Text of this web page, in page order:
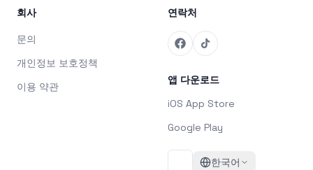
회사
문의
개인정보 보호정책
이용 약관
연락처
앱 다운로드
iOS App Store
Google Play
한국어